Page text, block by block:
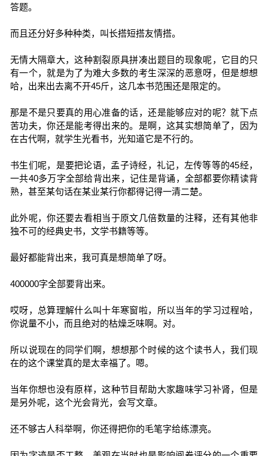
答题。
而且还分好多种种类，叫长搭短搭友情搭。
无情大隔章大，这种割裂原具拼凑出题目的现象呢，它目的只
有一个，就是为了为难大多数的考生深深的恶意呀，但是想想
哈，出来出去离不开45斤，这几本书范围还是限定的。
那是不是只要真的用心准备的话，还是能够应对的呢？就下点
苦功夫，你还是能考得出来的。是啊，这其实想简单了，因为
在古代啊，就学生光看书，光知道它是不行的。
书生们呢，是要把论语，孟子诗经，礼记，左传等等的45经，
一共40多万字全部给背出来，记住是背诵，全部都要你精读背
熟，甚至某句话在某业某行你都得记得一清二楚。
此外呢，你还要去看相当于原文几倍数量的注释，还有其他非
独不可的经典史书，文学书籍等等。
最好都能背出来，我可真是想简单了呀。
400000字全部要背出来。
哎呀，总算理解什么叫十年寒窗啦，所以当年的学习过程哈，
你说量不小，而且绝对的枯燥乏味啊。对。
所以说现在的同学们啊，想想那个时候的这个读书人，我们现
在的这个课堂真的是太幸福了。嗯。
当年你想也没有原样，这种节目帮助大家趣味学习补肾，但是
是另外呢，这个光会背光，会写文章。
还不够古人科举啊，你还得把你的毛笔字给练漂亮。